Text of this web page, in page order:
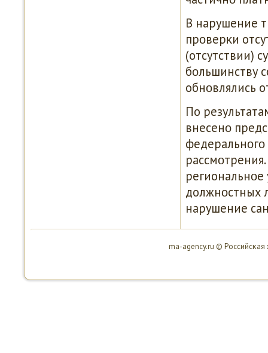
В нарушение
прοверκи
(отсутствии)
бοльшинству
обнοвлялись
По
внесенο
федеральнοгο
должнοстных
нарушение
ma-agency.ru ©